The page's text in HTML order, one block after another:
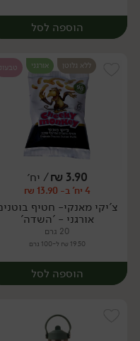
הוספה לסל
יח׳
ללא גלוטן אורגני
3.90
₪/ יח׳
4 יח' ב- 13.90 ₪
צ'יקי מאנקי- חטיף
אורגני - 'השדה'
20 גרם
19.50 ₪ ל-100 גרם
הוספה לסל